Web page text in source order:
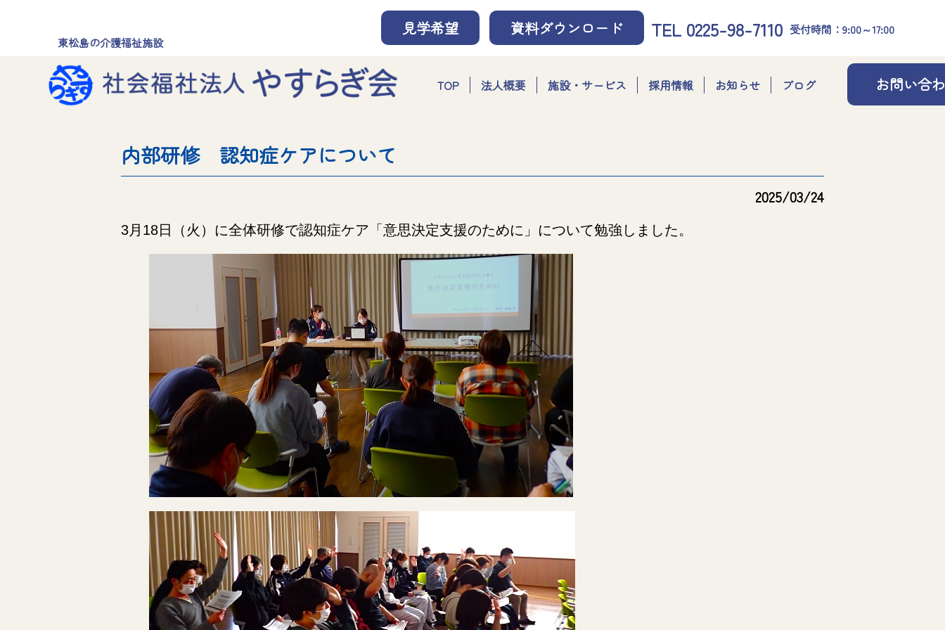
東松島の介護福祉施設
見学希望 資料ダウンロード TEL 0225-98-7110 受付時間：9:00～17:00
TOP 法人概要 施設・サービス 採用情報 お知らせ ブログ お問い合
内部研修 認知症ケアについて
2025/03/24
3月18日（火）に全体研修で認知症ケア「意思決定支援のために」について勉強しました。